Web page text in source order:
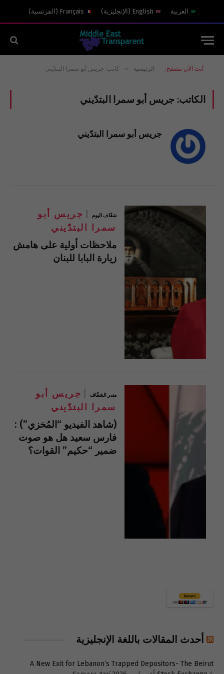
العربية English
( الإنجليزية)
Français
( الفرنسية)
أنت الآن تتصفح: الرئيسية » كاتب: جريس أبو سمرا البتدّيني
الكاتب: جريس أبو سمرا البتدّيني
جريس أبو سمرا البتدّيني
شفّاف اليوم
جريس أبو
سمرا البتدّيني
ملاحظات أولية على هامش
زيارة البابا للبنان
منبر الشفّاف
جريس أبو
سمرا البتدّيني
(شاهد الفيديو “المُخزي”) :
فارس سعيد هل هو صوت
ضمير “حكيم” القوات؟
أحدث المقالات باللغة الإنجليزية
A New Exit for Lebanon’s Trapped Depositors- The Beirut